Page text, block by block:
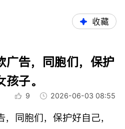
收藏
广告，同胞们，保护
子。
9 2026-06-03 08:55
同胞们，保护好自己，